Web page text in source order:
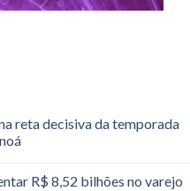
reta decisiva da temporada
R$ 8,52 bilhões no varejo